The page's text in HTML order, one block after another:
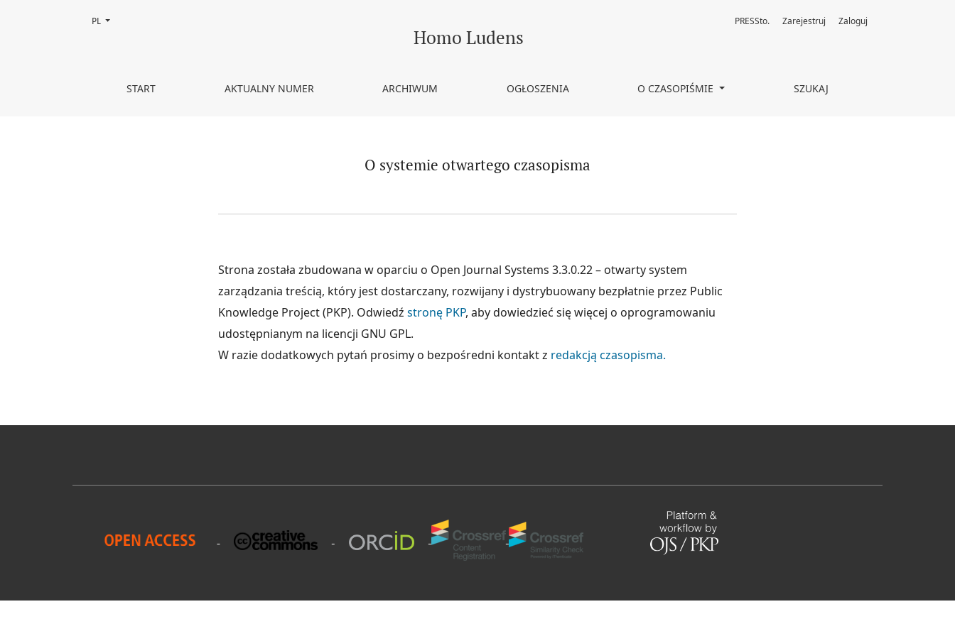
O systemie otwartego czasopisma Homo Ludens
START AKTUALNY NUMER ARCHIWUM OGŁOSZENIA O CZASOPIŚMIE SZUKAJ
PRESSto. Zarejestruj Zaloguj
Zmień język, obecnie wybrany to:
PL
O systemie otwartego czasopisma
Strona została zbudowana w oparciu o Open Journal Systems 3.3.0.22 – otwarty system
zarządzania treścią, który jest dostarczany, rozwijany i dystrybuowany bezpłatnie przez Public
Knowledge Project (PKP). Odwiedź stronę PKP, aby dowiedzieć się więcej o oprogramowaniu
udostępnianym na licencji GNU GPL.
W razie dodatkowych pytań prosimy o bezpośredni kontakt z redakcją czasopisma.